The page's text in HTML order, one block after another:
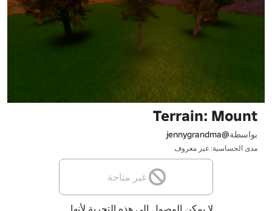
Terrain: Mount
بواسطة@jennygrandma
مدى الحساسية: غير معروف
غير متاحة
لا يمكن الوصول إلى هذه التجربة لأنها